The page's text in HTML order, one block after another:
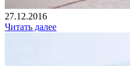
27.12.2016
Читать далее